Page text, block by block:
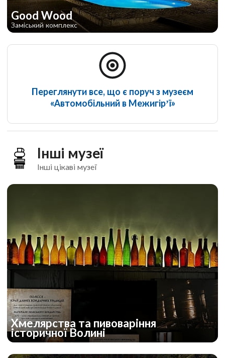
Good Wood
Заміський комплекс
Переглянути все, що є поруч з музеєм
«Автомобільний в Межигір’ї»
Інші музеї
Інші цікаві музеї
Хмелярства та пивоваріння
історичної Волині